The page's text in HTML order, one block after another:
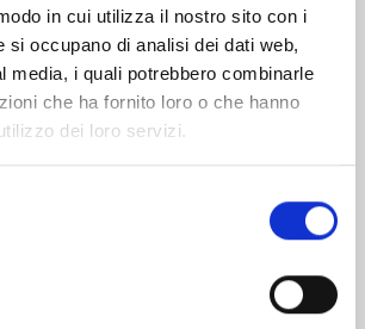
in cui utilizza il nostro sito con i
si occupano di analisi dei dati web,
media, i quali potrebbero combinarle
che ha fornito loro o che hanno
dei loro servizi.